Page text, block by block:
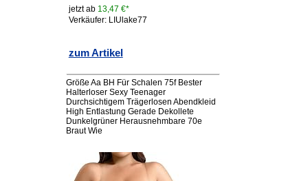
jetzt ab 13,47 €*
Verkäufer: LIUlake77
zum Artikel
Größe Aa BH Für Schalen 75f Bester
Halterloser Sexy Teenager
Durchsichtigem Trägerlosen Abendkleid
High Entlastung Gerade Dekollete
Dunkelgrüner Herausnehmbare 70e
Braut Wie